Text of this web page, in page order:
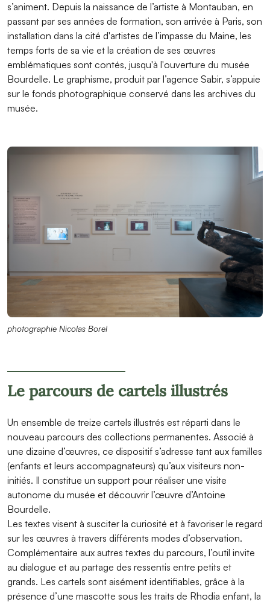
s’animent. Depuis la naissance de l’artiste à Montauban, en
passant par ses années de formation, son arrivée à Paris, son
installation dans la cité d'artistes de l’impasse du Maine, les
temps forts de sa vie et la création de ses œuvres
emblématiques sont contés, jusqu'à l'ouverture du musée
Bourdelle. Le graphisme, produit par l’agence Sabir, s’appuie
sur le fonds photographique conservé dans les archives du
musée.
photographie Nicolas Borel
Le parcours de cartels illustrés
Un ensemble de treize cartels illustrés est réparti dans le
nouveau parcours des collections permanentes. Associé à
une dizaine d’œuvres, ce dispositif s’adresse tant aux familles
(enfants et leurs accompagnateurs) qu’aux visiteurs non-
initiés. Il constitue un support pour réaliser une visite
autonome du musée et découvrir l’œuvre d’Antoine
Bourdelle.
Les textes visent à susciter la curiosité et à favoriser le regard
sur les œuvres à travers différents modes d’observation.
Complémentaire aux autres textes du parcours, l’outil invite
au dialogue et au partage des ressentis entre petits et
grands. Les cartels sont aisément identifiables, grâce à la
présence d’une mascotte sous les traits de Rhodia enfant, la